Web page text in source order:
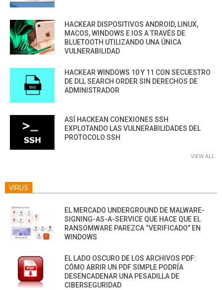
HACKEAR DISPOSITIVOS ANDROID, LINUX,
MACOS, WINDOWS E IOS A TRAVÉS DE
BLUETOOTH UTILIZANDO UNA ÚNICA
VULNERABILIDAD
HACKEAR WINDOWS 10 Y 11 CON SECUESTRO
DE DLL SEARCH ORDER SIN DERECHOS DE
ADMINISTRADOR
ASÍ HACKEAN CONEXIONES SSH
EXPLOTANDO LAS VULNERABILIDADES DEL
PROTOCOLO SSH
VIEW ALL
VIRUS
EL MERCADO UNDERGROUND DE MALWARE-
SIGNING-AS-A-SERVICE QUE HACE QUE EL
RANSOMWARE PAREZCA “VERIFICADO” EN
WINDOWS
EL LADO OSCURO DE LOS ARCHIVOS PDF:
CÓMO ABRIR UN PDF SIMPLE PODRÍA
DESENCADENAR UNA PESADILLA DE
CIBERSEGURIDAD